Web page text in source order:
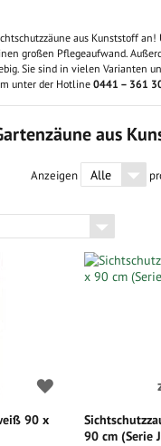
aus Kunststoff
großen Pflegeaufwand.
Sie sind in vielen Varianten
unter der Hotline 0441 – 361
aus
Anzeigen
90 x
90 cm (Serie